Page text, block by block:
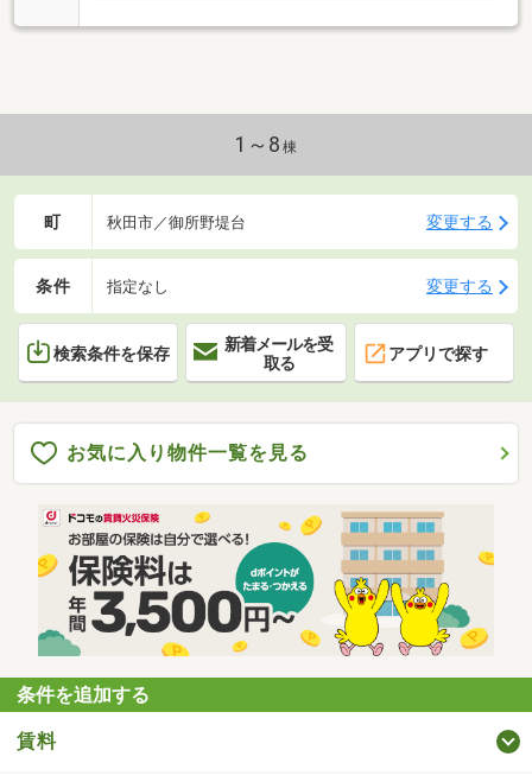
1～8 棟
町 秋田市／御所野堤台 変更する
条件 指定なし 変更する
検索条件を保存
新着メールを受
取る
アプリで探す
お気に入り物件一覧を見る
条件を追加する
賃料